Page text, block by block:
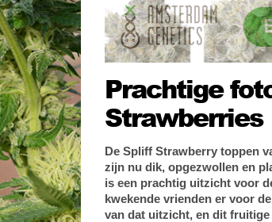
Prachtige
Strawberries
De Spliff Strawberry toppen
zijn nu dik, opgezwollen en
is een prachtig uitzicht voor
kwekende vrienden er voor
van dat uitzicht, en dit fruitige